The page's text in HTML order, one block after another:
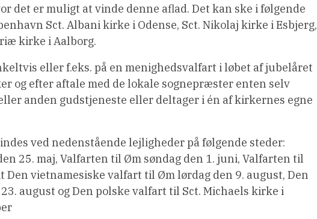
det er muligt at vinde denne aflad. Det kan ske i følgende
Sct. Albani kirke i Odense, Sct. Nikolaj kirke i Esbjerg,
kirke i Aalborg.
eller f.eks. på en menighedsvalfart i løbet af jubelåret
og efter aftale med de lokale sognepræster enten selv
anden gudstjeneste eller deltager i én af kirkernes egne
ved nedenstående lejligheder på følgende steder:
25. maj, Valfarten til Øm søndag den 1. juni, Valfarten til
Den vietnamesiske valfart til Øm lørdag den 9. august, Den
august og Den polske valfart til Sct. Michaels kirke i